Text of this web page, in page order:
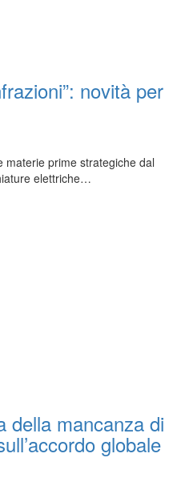
novità per
materie prime strategiche dal
elettriche…
della mancanza di
globale